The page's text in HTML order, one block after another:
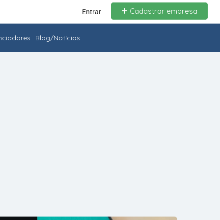
Entrar Cadastrar empresa
Blog/Notícias